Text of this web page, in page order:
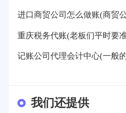
进口商贸公司怎么做账(商贸
重庆税务代账(老板们平时要
记账公司代理会计中心(一般
我们还提供